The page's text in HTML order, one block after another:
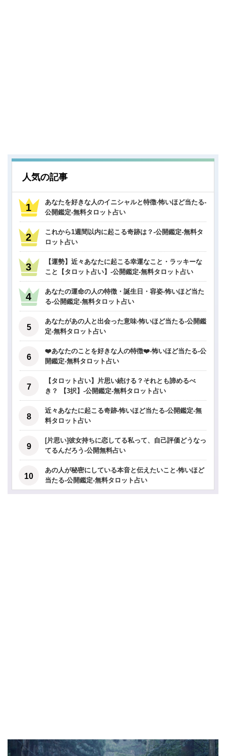
人気の記事
あなたを好きな人のイニシャルと特徴-怖いほど当たる-
公開鑑定-無料タロット占い
これから1週間以内に起こる奇跡は？-公開鑑定-無料タ
ロット占い
【運勢】近々あなたに起こる幸運なこと・ラッキーな
こと【タロット占い】-公開鑑定-無料タロット占い
あなたの運命の人の特徴・誕生日・容姿-怖いほど当た
る-公開鑑定-無料タロット占い
あなたがあの人と出会った意味-怖いほど当たる-公開鑑
定-無料タロット占い
❤️あなたのことを好きな人の特徴❤️-怖いほど当たる-公
開鑑定-無料タロット占い
【タロット占い】片思い続ける？それとも諦めるべ
き？ 【3択】-公開鑑定-無料タロット占い
近々あなたに起こる奇跡-怖いほど当たる-公開鑑定-無
料タロット占い
[片思い]彼女持ちに恋してる私って、自己評価どうなっ
てるんだろう-公開無料占い
あの人が秘密にしている本音と伝えたいこと-怖いほど
当たる-公開鑑定-無料タロット占い